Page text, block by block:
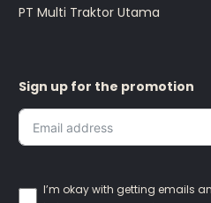
PT Multi Traktor Utama
Sign up for the promotion
I’m okay with getting emails